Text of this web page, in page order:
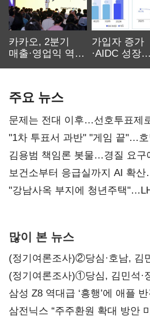
카카오, 2분기
매출·영업익 역대
가입자 증가
·AIDC 성장…
주요 뉴스
문제는 전대 이후…선호투표제
불복'
"1차 투표서 과반" "게임 끝"…
김용범 책임론 봇물…경질 요구
보건소부터 응급실까지 AI 확
"강남사옥 부지에 청년주택
많이 본 뉴스
(정기여론조사)②당심·호남, 김
(정기여론조사)①당심, 김민석·
지지도 '50% 아래로'(종합)
삼성 Z8 역대급 ‘흥행’에 애플
대전’
삼전닉스 “주주환원 확대 방안